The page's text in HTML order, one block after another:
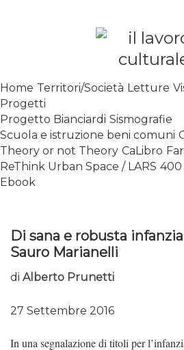
SPALANCARE LE
Home Territori/Società Letture
Progetti
Progetto Bianciardi Sismografie
Scuola e istruzione beni comuni
Theory or not Theory CaLibro
ReThink Urban Space / LARS 400
Ebook
Di sana e robusta
Sauro Marianelli
di Alberto Prunetti
27 Settembre 2016
In una segnalazione di titoli per